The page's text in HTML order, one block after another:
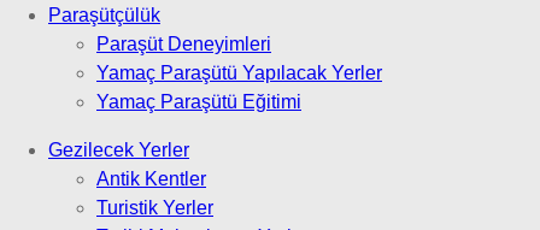
Paraşütçülük
Paraşüt Deneyimleri
Yamaç Paraşütü Yapılacak Yerler
Yamaç Paraşütü Eğitimi
Gezilecek Yerler
Antik Kentler
Turistik Yerler